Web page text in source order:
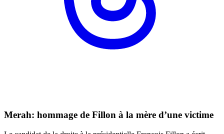
Merah: hommage de Fillon à la mère d’une victime